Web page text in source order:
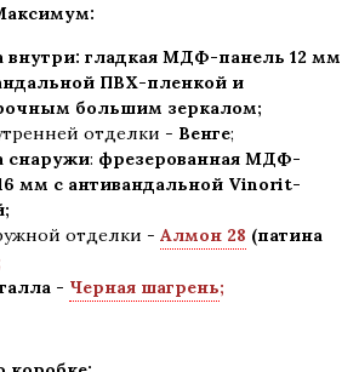
внутри: гладкая МДФ-панель 12 мм
ПВХ-пленкой и
большим зеркалом;
отделки - Венге;
снаружи: фрезерованная МДФ-
мм с антивандальной Vinorit-
отделки - Алмон 28 (патина
- Черная шагрень;